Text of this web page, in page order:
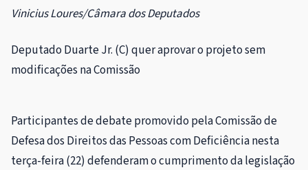
Vinicius Loures/Câmara dos Deputados
Deputado Duarte Jr. (C) quer aprovar o projeto sem
modificações na Comissão
Participantes de debate promovido pela Comissão de
Defesa dos Direitos das Pessoas com Deficiência nesta
terça-feira (22) defenderam o cumprimento da legislação